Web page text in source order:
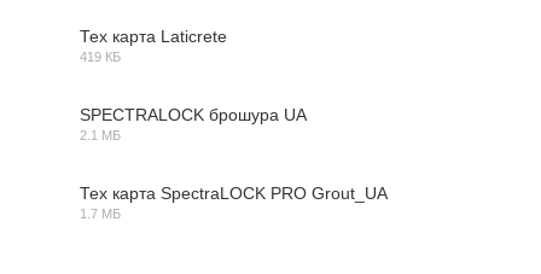
Тех карта Laticrete
419 КБ
SPECTRALOCK брошура UA
2.1 МБ
Тех карта SpectraLOCK PRO Grout_UA
1.7 МБ